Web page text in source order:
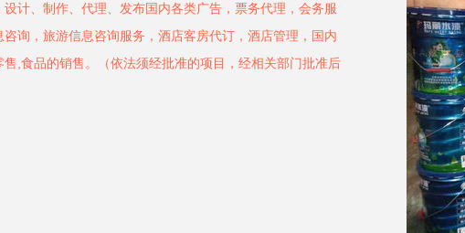
计、制作、代理、发布国内各类广告，票务代理，会务服
询，旅游信息咨询服务，酒店客房代订，酒店管理，国内
,食品的销售。（依法须经批准的项目，经相关部门批准后